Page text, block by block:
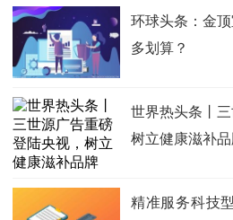
环球头条：金
多划算？
世界热头条丨
树立健康滋补
精准服务科技